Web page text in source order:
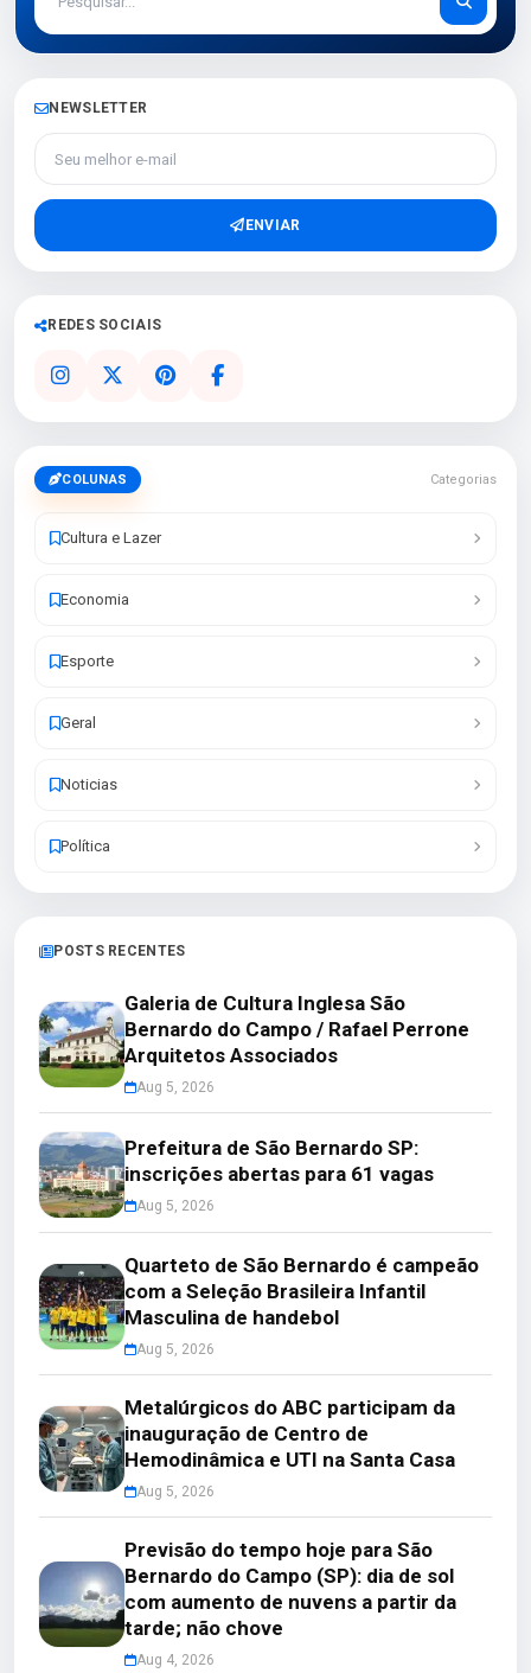
NEWSLETTER
Seu melhor e-mail
ENVIAR
REDES SOCIAIS
COLUNAS Categorias
Cultura e Lazer
Economia
Esporte
Geral
Noticias
Política
POSTS RECENTES
Galeria de Cultura Inglesa São
Bernardo do Campo / Rafael Perrone
Arquitetos Associados
Aug 5, 2026
Prefeitura de São Bernardo SP:
inscrições abertas para 61 vagas
Aug 5, 2026
Quarteto de São Bernardo é campeão
com a Seleção Brasileira Infantil
Masculina de handebol
Aug 5, 2026
Metalúrgicos do ABC participam da
inauguração de Centro de
Hemodinâmica e UTI na Santa Casa
Aug 5, 2026
Previsão do tempo hoje para São
Bernardo do Campo (SP): dia de sol
com aumento de nuvens a partir da
tarde; não chove
Aug 4, 2026